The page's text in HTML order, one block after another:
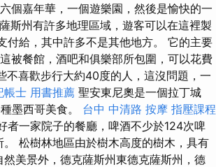
個嘉年華，一個遊樂園，然後是愉快的一
斯州有許多地理區域，遊客可以在這裡製
付給，其中許多不是其他地方。 它的主要
這被餐館，酒吧和俱樂部所包圍，可以花費
不喜歡步行大約40度的人，這沒問題，一
帳士 用書推薦 聖安東尼奧是一個拉丁城
墨西哥美食。 台中 中清路 按摩 指壓課程
者一家院子的餐廳，啤酒不少於124次啤
松樹林地區由於樹木高度的樹木，具有
美景外，德克薩斯州東德克薩斯州，德